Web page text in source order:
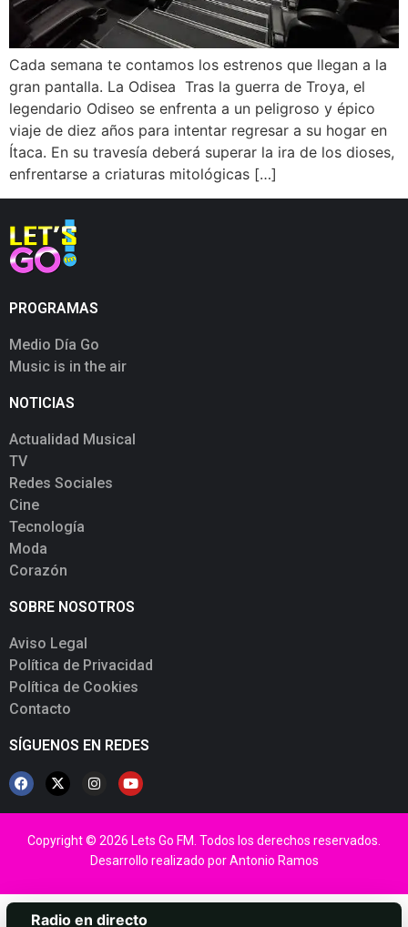
Radio en directo
Cada semana te contamos los estrenos que llegan a la
gran pantalla. La Odisea Tras la guerra de Troya, el
legendario Odiseo se enfrenta a un peligroso y épico
viaje de diez años para intentar regresar a su hogar en
Ítaca. En su travesía deberá superar la ira de los dioses,
enfrentarse a criaturas mitológicas […]
PROGRAMAS
Medio Día Go
Music is in the air
NOTICIAS
Actualidad Musical
TV
Redes Sociales
Cine
Tecnología
Moda
Corazón
SOBRE NOSOTROS
Aviso Legal
Política de Privacidad
Política de Cookies
Contacto
SÍGUENOS EN REDES
Copyright © 2026 Lets Go FM. Todos los derechos reservados.
Desarrollo realizado porAntonio Ramos